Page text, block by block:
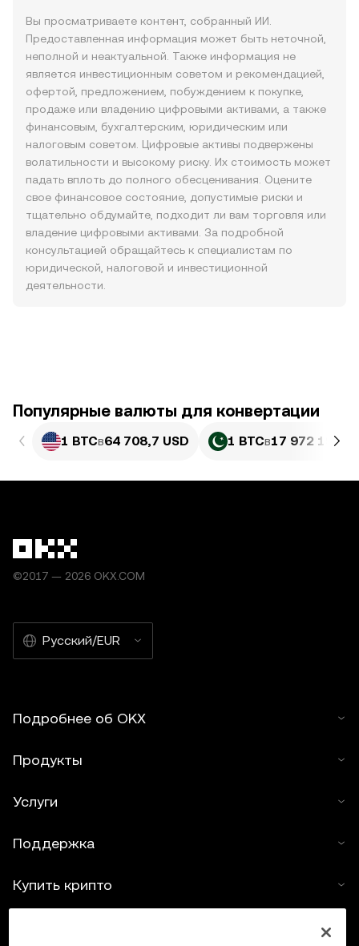
Вы просматриваете контент, собранный ИИ.
Предоставленная информация может быть неточной,
неполной и неактуальной. Также информация не
является инвестиционным советом и рекомендацией,
офертой, предложением, побуждением к покупке,
продаже или владению цифровыми активами, а также
финансовым, бухгалтерским, юридическим или
налоговым советом. Цифровые активы подвержены
волатильности и высокому риску. Их стоимость может
падать вплоть до полного обесценивания. Оцените
свое финансовое состояние, допустимые риски и
тщательно обдумайте, подходит ли вам торговля или
владение цифровыми активами. За подробной
консультацией обращайтесь к специалистам по
юридической, налоговой и инвестиционной
деятельности.
Популярные валюты для конвертации
1 BTCв64 708,7 USD 1 BTCв17 972
©2017 — 2026 OKX.COM
Русский/EUR
Подробнее об OKX
Продукты
Услуги
Поддержка
Купить крипто